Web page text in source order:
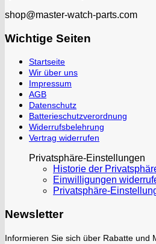
shop@master-watch-parts.com
Wichtige Seiten
Startseite
Wir über uns
Impressum
AGB
Datenschutz
Batterieschutzverordnung
Widerrufsbelehrung
Vertrag widerrufen
Privatsphäre-Einstellungen
Historie der
Einwilligungen
Privatsphäre-
Newsletter
Informieren Sie sich über Rabatte und